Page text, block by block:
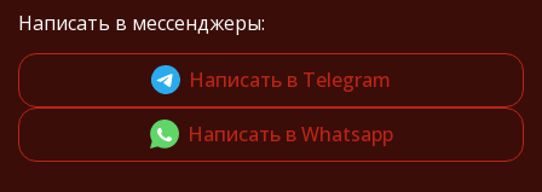
Написать в мессенджеры:
Написать в Telegram
Написать в Whatsapp